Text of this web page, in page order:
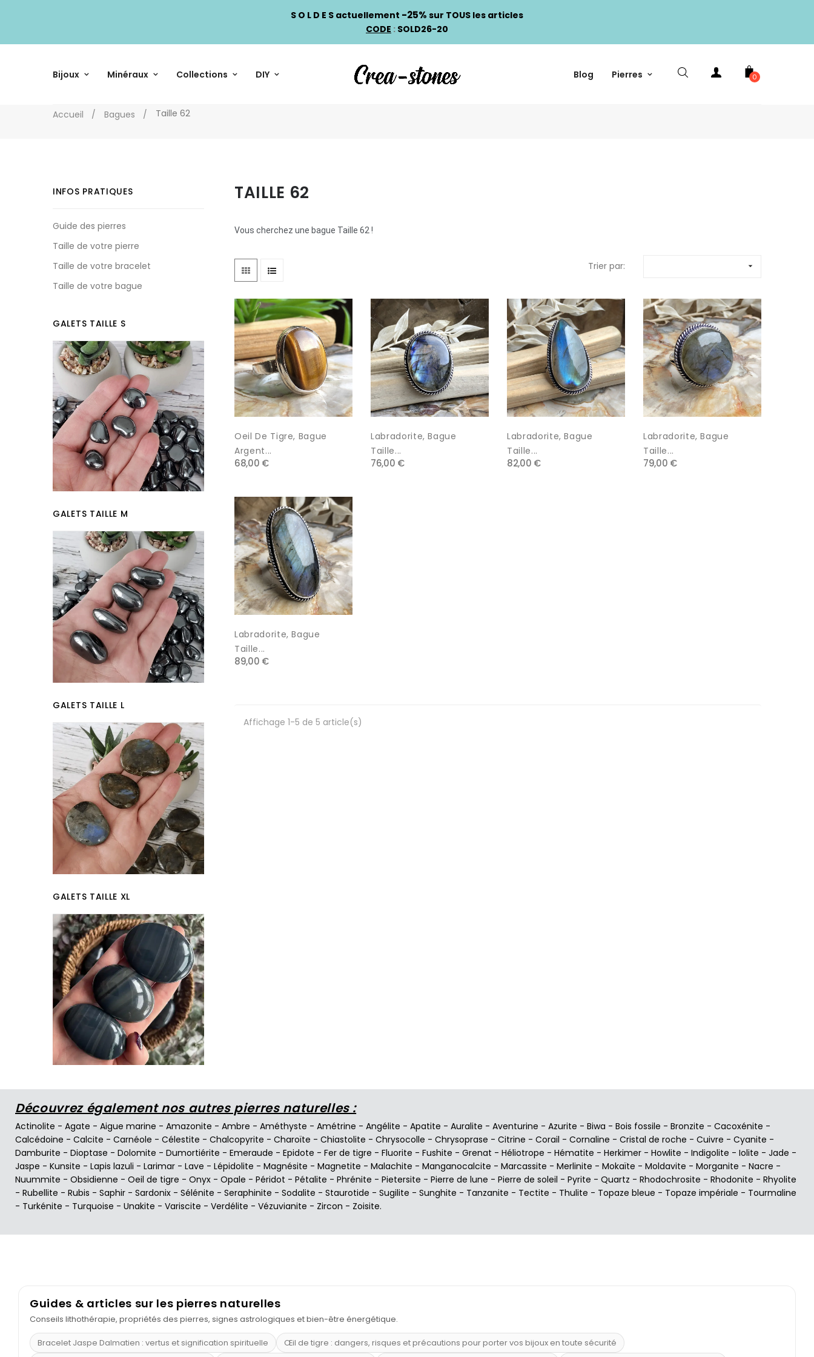
S O L D E S actuellement -25% sur TOUS les articles
CODE : SOLD26-20
Bijoux Minéraux Collections DIY Blog Pierres 0
Accueil Bagues Taille 62
INFOS PRATIQUES
Guide des pierres
Taille de votre pierre
Taille de votre bracelet
Taille de votre bague
GALETS TAILLE S
GALETS TAILLE M
GALETS TAILLE L
GALETS TAILLE XL
TAILLE 62
Vous cherchez une bague Taille 62 !
Trier par: 
Oeil De Tigre, Bague
Argent...
68,00 €
Labradorite, Bague
Taille...
76,00 €
Labradorite, Bague
Taille...
82,00 €
Labradorite, Bague
Taille...
79,00 €
Labradorite, Bague
Taille...
89,00 €
Affichage 1-5 de 5 article(s)
Découvrez également nos autres pierres naturelles :
Actinolite - Agate - Aigue marine - Amazonite - Ambre - Améthyste - Amétrine - Angélite - Apatite - Auralite - Aventurine - Azurite - Biwa - Bois fossile - Bronzite - Cacoxénite -
Calcédoine - Calcite - Carnéole - Célestite - Chalcopyrite - Charoïte - Chiastolite - Chrysocolle - Chrysoprase - Citrine - Corail - Cornaline - Cristal de roche - Cuivre - Cyanite -
Damburite - Dioptase - Dolomite - Dumortiérite - Emeraude - Epidote - Fer de tigre - Fluorite - Fushite - Grenat - Héliotrope - Hématite - Herkimer - Howlite - Indigolite - Iolite - Jade -
Jaspe - Kunsite - Lapis lazuli - Larimar - Lave - Lépidolite - Magnésite - Magnetite - Malachite - Manganocalcite - Marcassite - Merlinite - Mokaïte - Moldavite - Morganite - Nacre -
Nuummite - Obsidienne - Oeil de tigre - Onyx - Opale - Péridot - Pétalite - Phrénite - Pietersite - Pierre de lune - Pierre de soleil - Pyrite - Quartz - Rhodochrosite - Rhodonite - Rhyolite
- Rubellite - Rubis - Saphir - Sardonix - Sélénite - Seraphinite - Sodalite - Staurotide - Sugilite - Sunghite - Tanzanite - Tectite - Thulite - Topaze bleue - Topaze impériale - Tourmaline
- Turkénite - Turquoise - Unakite - Variscite - Verdélite - Vézuvianite - Zircon - Zoisite.
Guides & articles sur les pierres naturelles
Conseils lithothérapie, propriétés des pierres, signes astrologiques et bien-être énergétique.
Bracelet Jaspe Dalmatien : vertus et signification spirituelle
Œil de tigre : dangers, risques et précautions pour porter vos bijoux en toute sécurité